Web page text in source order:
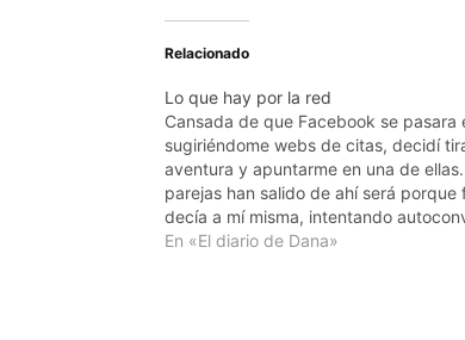
Relacionado
Lo que hay por la red
Cansada de que Facebook se pasara
sugiriéndome webs de citas, decidí
aventura y apuntarme en una de
parejas han salido de ahí será porque
decía a mí misma, intentando
mientras rellenaba el cuestionario
En «El diario de Dana»